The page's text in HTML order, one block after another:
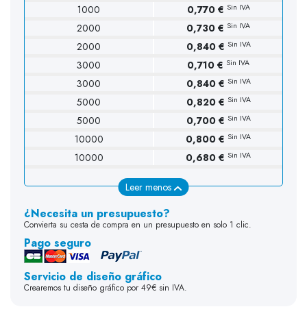
1000 0,770 € Sin IVA
2000 0,730 € Sin IVA
2000 0,840 € Sin IVA
3000 0,710 € Sin IVA
3000 0,840 € Sin IVA
5000 0,820 € Sin IVA
5000 0,700 € Sin IVA
10000 0,800 € Sin IVA
10000 0,680 € Sin IVA
Leer menos
¿Necesita un presupuesto?
Convierta su cesta de compra en un presupuesto en solo 1 clic.
Pago seguro
Servicio de diseño gráfico
Crearemos tu diseño gráfico por 49€ sin IVA.